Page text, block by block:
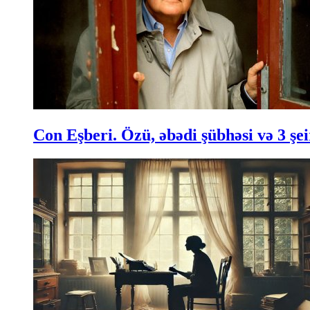
Con Eşberi. Özü, əbədi şübhəsi və 3